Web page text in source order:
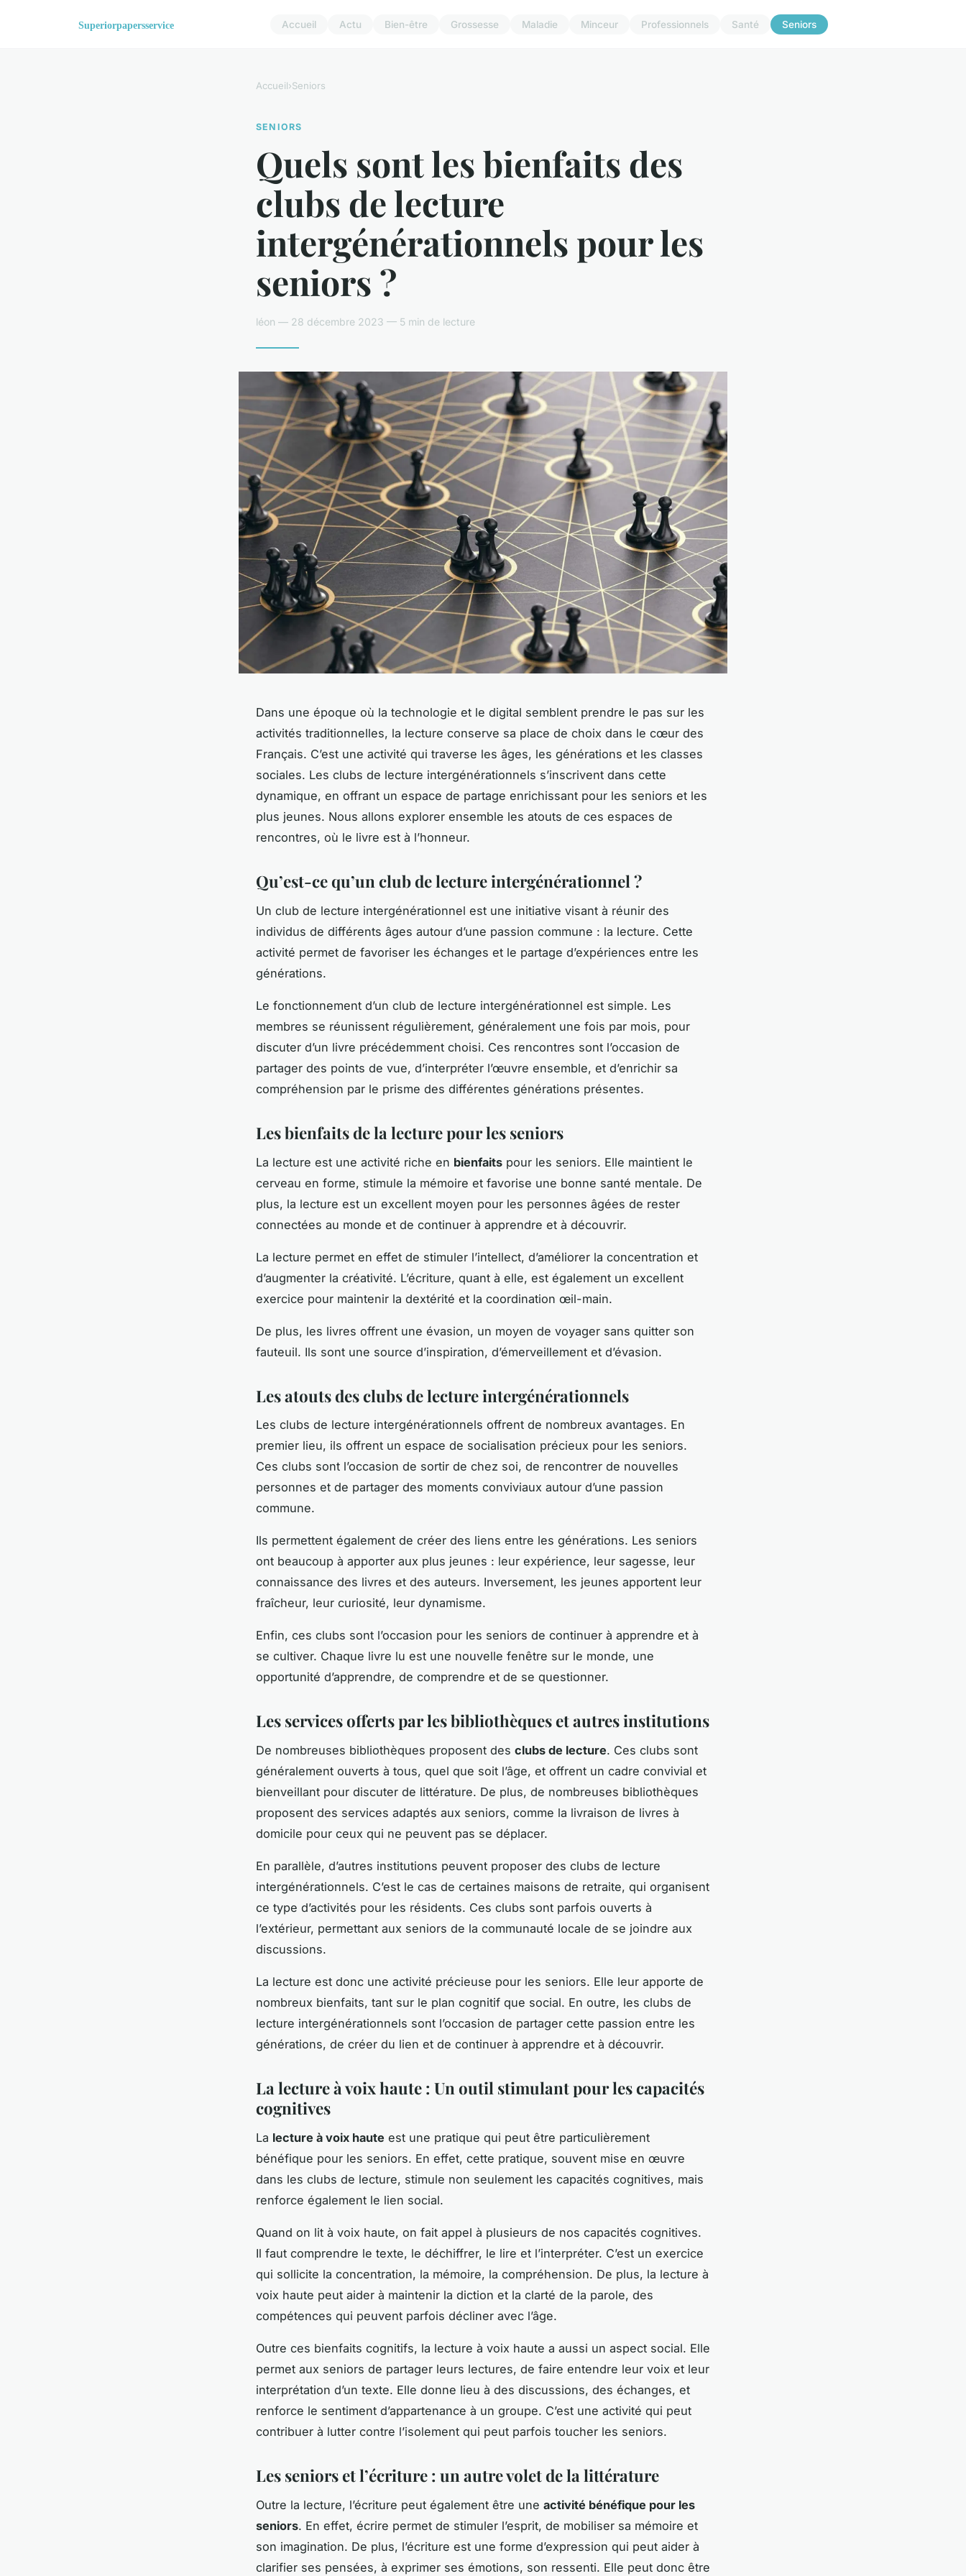
Accueil Actu Bien-être Grossesse Maladie Minceur Professionnels Santé Seniors
Accueil›Seniors
SENIORS
Quels sont les bienfaits des
clubs de lecture
intergénérationnels pour les
seniors ?
léon — 28 décembre 2023 — 5 min de lecture
Dans une époque où la technologie et le digital semblent prendre le pas sur les
activités traditionnelles, la lecture conserve sa place de choix dans le cœur des
Français. C’est une activité qui traverse les âges, les générations et les classes
sociales. Les clubs de lecture intergénérationnels s’inscrivent dans cette
dynamique, en offrant un espace de partage enrichissant pour les seniors et les
plus jeunes. Nous allons explorer ensemble les atouts de ces espaces de
rencontres, où le livre est à l’honneur.
Qu’est-ce qu’un club de lecture intergénérationnel ?
Un club de lecture intergénérationnel est une initiative visant à réunir des
individus de différents âges autour d’une passion commune : la lecture. Cette
activité permet de favoriser les échanges et le partage d’expériences entre les
générations.
Le fonctionnement d’un club de lecture intergénérationnel est simple. Les
membres se réunissent régulièrement, généralement une fois par mois, pour
discuter d’un livre précédemment choisi. Ces rencontres sont l’occasion de
partager des points de vue, d’interpréter l’œuvre ensemble, et d’enrichir sa
compréhension par le prisme des différentes générations présentes.
Les bienfaits de la lecture pour les seniors
La lecture est une activité riche en bienfaits pour les seniors. Elle maintient le
cerveau en forme, stimule la mémoire et favorise une bonne santé mentale. De
plus, la lecture est un excellent moyen pour les personnes âgées de rester
connectées au monde et de continuer à apprendre et à découvrir.
La lecture permet en effet de stimuler l’intellect, d’améliorer la concentration et
d’augmenter la créativité. L’écriture, quant à elle, est également un excellent
exercice pour maintenir la dextérité et la coordination œil-main.
De plus, les livres offrent une évasion, un moyen de voyager sans quitter son
fauteuil. Ils sont une source d’inspiration, d’émerveillement et d’évasion.
Les atouts des clubs de lecture intergénérationnels
Les clubs de lecture intergénérationnels offrent de nombreux avantages. En
premier lieu, ils offrent un espace de socialisation précieux pour les seniors.
Ces clubs sont l’occasion de sortir de chez soi, de rencontrer de nouvelles
personnes et de partager des moments conviviaux autour d’une passion
commune.
Ils permettent également de créer des liens entre les générations. Les seniors
ont beaucoup à apporter aux plus jeunes : leur expérience, leur sagesse, leur
connaissance des livres et des auteurs. Inversement, les jeunes apportent leur
fraîcheur, leur curiosité, leur dynamisme.
Enfin, ces clubs sont l’occasion pour les seniors de continuer à apprendre et à
se cultiver. Chaque livre lu est une nouvelle fenêtre sur le monde, une
opportunité d’apprendre, de comprendre et de se questionner.
Les services offerts par les bibliothèques et autres institutions
De nombreuses bibliothèques proposent des clubs de lecture. Ces clubs sont
généralement ouverts à tous, quel que soit l’âge, et offrent un cadre convivial et
bienveillant pour discuter de littérature. De plus, de nombreuses bibliothèques
proposent des services adaptés aux seniors, comme la livraison de livres à
domicile pour ceux qui ne peuvent pas se déplacer.
En parallèle, d’autres institutions peuvent proposer des clubs de lecture
intergénérationnels. C’est le cas de certaines maisons de retraite, qui organisent
ce type d’activités pour les résidents. Ces clubs sont parfois ouverts à
l’extérieur, permettant aux seniors de la communauté locale de se joindre aux
discussions.
La lecture est donc une activité précieuse pour les seniors. Elle leur apporte de
nombreux bienfaits, tant sur le plan cognitif que social. En outre, les clubs de
lecture intergénérationnels sont l’occasion de partager cette passion entre les
générations, de créer du lien et de continuer à apprendre et à découvrir.
La lecture à voix haute : Un outil stimulant pour les capacités
cognitives
La lecture à voix haute est une pratique qui peut être particulièrement
bénéfique pour les seniors. En effet, cette pratique, souvent mise en œuvre
dans les clubs de lecture, stimule non seulement les capacités cognitives, mais
renforce également le lien social.
Quand on lit à voix haute, on fait appel à plusieurs de nos capacités cognitives.
Il faut comprendre le texte, le déchiffrer, le lire et l’interpréter. C’est un exercice
qui sollicite la concentration, la mémoire, la compréhension. De plus, la lecture à
voix haute peut aider à maintenir la diction et la clarté de la parole, des
compétences qui peuvent parfois décliner avec l’âge.
Outre ces bienfaits cognitifs, la lecture à voix haute a aussi un aspect social. Elle
permet aux seniors de partager leurs lectures, de faire entendre leur voix et leur
interprétation d’un texte. Elle donne lieu à des discussions, des échanges, et
renforce le sentiment d’appartenance à un groupe. C’est une activité qui peut
contribuer à lutter contre l’isolement qui peut parfois toucher les seniors.
Les seniors et l’écriture : un autre volet de la littérature
Outre la lecture, l’écriture peut également être une activité bénéfique pour les
seniors. En effet, écrire permet de stimuler l’esprit, de mobiliser sa mémoire et
son imagination. De plus, l’écriture est une forme d’expression qui peut aider à
clarifier ses pensées, à exprimer ses émotions, son ressenti. Elle peut donc être